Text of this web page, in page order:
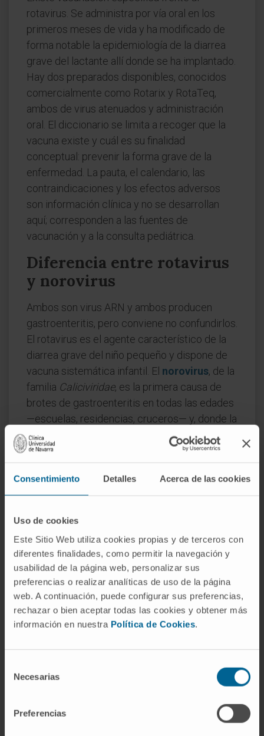
Consentimiento Detalles Acerca de las cookies
Uso de cookies
Este Sitio Web utiliza cookies propias y de terceros con
diferentes finalidades, como permitir la navegación y
usabilidad de la página web, personalizar sus
preferencias o realizar analíticas de uso de la página
web. A continuación, puede configurar sus preferencias,
rechazar o bien aceptar todas las cookies y obtener más
información en nuestra Política de Cookies.
Necesarias
Preferencias
rotavirus. Se administra por vía oral en los
primeros meses de vida y ha modificado de
forma notable la epidemiología de la diarrea
grave del lactante allí donde se ha implantado.
Hay dos preparados disponibles, conocidos
comercialmente como Rotarix y RotaTeq,
ambos de virus atenuados y administración
oral. El diccionario se limita a recoger que la
vacuna existe y cuál es su finalidad
conceptual: prevenir la forma grave de la
enfermedad. La pauta, el calendario, las
contraindicaciones y los efectos adversos
son información clínica y no se desarrollan
aquí; corresponden a las fuentes de
vacunación y a la consulta pediátrica.
Diferencia entre rotavirus
y norovirus
Ambos son virus ARN y ambos producen
gastroenteritis, pero conviene no confundirlos.
El rotavirus es el agente característico de la
diarrea grave del niño pequeño y dispone de
vacuna sistemática infantil. El norovirus, de la
familia Caliciviridae, es la primera causa de
brotes de gastroenteritis en todas las edades
—escuelas, residencias, cruceros— y, donde la
vacuna del rotavirus está implantada, ha
pasado a ser el virus que con más frecuencia
causa gastroenteritis en conjunto, sin que
exista frente a él una vacuna de uso rutinario.
Dicho de forma breve: el rotavirus marca la
primera infancia; el norovirus acompaña toda
Preguntas frecuentes
¿De dónde viene la palabra
"rotavirus"?
Del latínrota, "rueda". El virólogo Thomas
porque la partícula, vista al microscopio
electrónico, tenía el aspecto de una rueda con
, voz latina
Es, por tanto, "el virus con forma de rueda".